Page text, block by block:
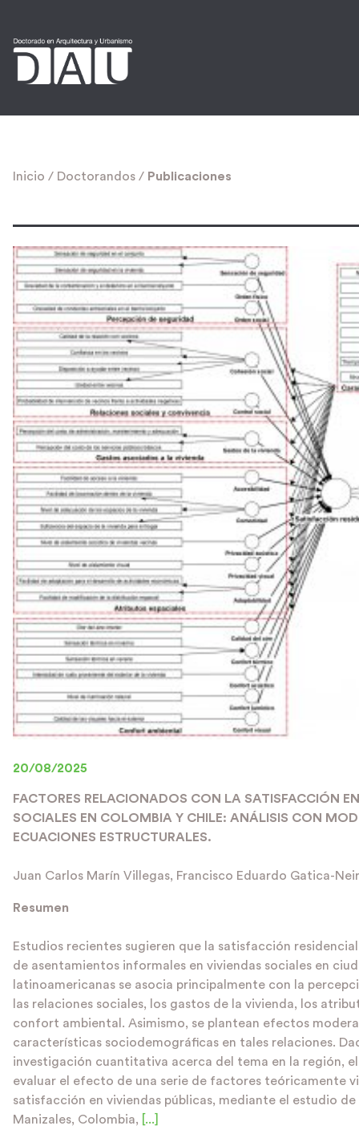
Inicio / Doctorandos / Publicaciones
20/08/2025
FACTORES RELACIONADOS CON LA SATISFACCIÓN
SOCIALES EN COLOMBIA Y CHILE: ANÁLISIS CON
ECUACIONES ESTRUCTURALES.
Juan Carlos Marín Villegas, Francisco Eduardo Gatica-
Resumen
Estudios recientes sugieren que la satisfacción
de asentamientos informales en viviendas sociales en
latinoamericanas se asocia principalmente con la
las relaciones sociales, los gastos de la vivienda, los
confort ambiental. Asimismo, se plantean efectos
características sociodemográficas en tales relaciones.
investigación cuantitativa acerca del tema en la región,
evaluar el efecto de una serie de factores teóricamente
satisfacción en viviendas públicas, mediante el estudio de
Manizales, Colombia,
[...]